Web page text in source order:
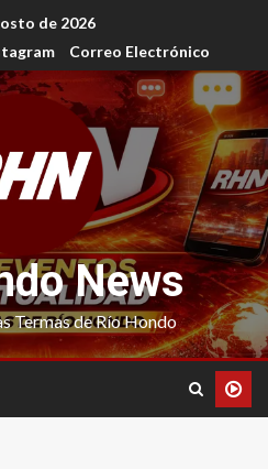
de 2026
Correo Electrónico
News
Termas de Río Hondo